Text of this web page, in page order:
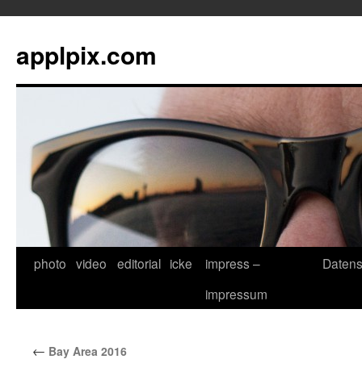
applpix.com
Zum
photo video editorial icke
impress –
impressum
← Bay Area 2016